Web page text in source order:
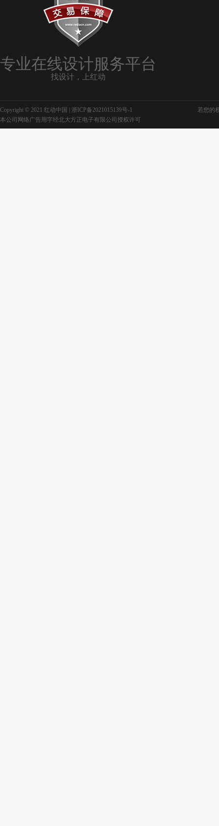
专业在线设计服务平台
找设计，上红动
Copyright © 2021 红动中国 | 浙ICP备2021015139号-1
若您的
本公司网络广告用字经北大方正电子有限公司授权许可